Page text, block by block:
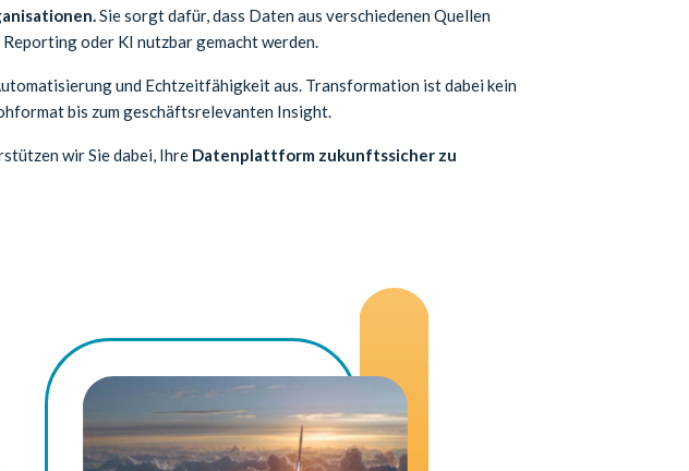
Sie sorgt dafür, dass Daten aus verschiedenen Quellen
oder KI nutzbar gemacht werden.
und Echtzeitfähigkeit aus. Transformation ist dabei kein
bis zum geschäftsrelevanten Insight.
wir Sie dabei, Ihre Datenplattform zukunftssicher zu